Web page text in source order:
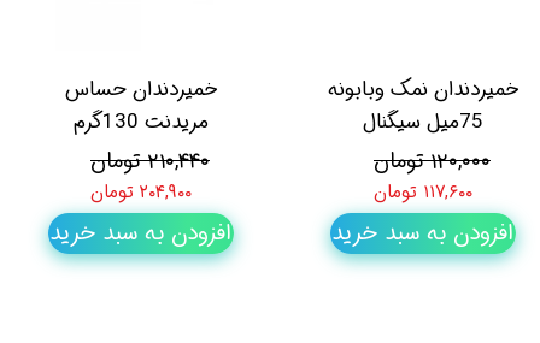
خمیردندان نمک وبابونه
75میل سیگنال
۱۲۰,۰۰۰ تومان
۱۱۷,۶۰۰ تومان
افزودن به سبد خرید
خمیردندان حساس
مریدنت 130گرم
۲۱۰,۴۴۰ تومان
۲۰۴,۹۰۰ تومان
افزودن به سبد خرید